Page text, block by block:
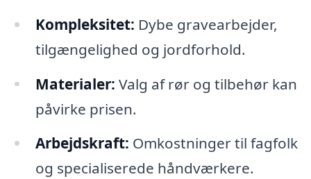
Kompleksitet: Dybe gravearbejder,
tilgængelighed og jordforhold.
Materialer: Valg af rør og tilbehør kan
påvirke prisen.
Arbejdskraft: Omkostninger til fagfolk
og specialiserede håndværkere.